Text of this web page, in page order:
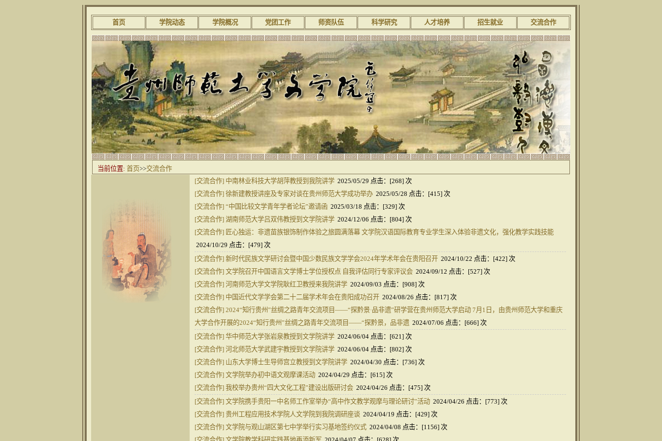
首页 学院动态 学院概况 党团工作 师资队伍 科学研究 人才培养 招生就业 交流合作
当前位置: 首页>>交流合作
[交流合作] 中南林业科技大学胡萍教授到我院讲学 2025/05/29 点击：[268] 次
[交流合作] 徐新建教授讲座及专家对谈在贵州师范大学成功举办 2025/05/28 点击：[415] 次
[交流合作] “中国比较文学青年学者论坛”邀请函 2025/03/18 点击：[329] 次
[交流合作] 湖南师范大学吕双伟教授到文学院讲学 2024/12/06 点击：[804] 次
[交流合作] 匠心独运：非遗苗族银饰制作体验之旅圆满落幕 文学院汉语国际教育专业学生深入体验非遗文化，强化教学实践技能
2024/10/29 点击：[479] 次
[交流合作] 新时代民族文学研讨会暨中国少数民族文学学会2024年学术年会在贵阳召开 2024/10/22 点击：[422] 次
[交流合作] 文学院召开中国语言文学博士学位授权点 自我评估同行专家评议会 2024/09/12 点击：[527] 次
[交流合作] 河南师范大学文学院耿红卫教授来我院讲学 2024/09/03 点击：[908] 次
[交流合作] 中国近代文学学会第二十二届学术年会在贵阳成功召开 2024/08/26 点击：[817] 次
[交流合作] 2024“知行贵州”丝绸之路青年交流项目——“探黔景·品非遗”研学营在贵州师范大学启动 7月1日，由贵州师范大学和重庆
大学合作开展的2024“知行贵州”丝绸之路青年交流项目——“探黔景，品非遗 2024/07/06 点击：[666] 次
[交流合作] 华中师范大学张岩泉教授到文学院讲学 2024/06/04 点击：[621] 次
[交流合作] 河北师范大学武建宇教授到文学院讲学 2024/06/04 点击：[802] 次
[交流合作] 山东大学博士生导师宫立教授到文学院讲学 2024/04/30 点击：[736] 次
[交流合作] 文学院举办初中语文观摩课活动 2024/04/29 点击：[615] 次
[交流合作] 我校举办贵州“四大文化工程”建设出版研讨会 2024/04/26 点击：[475] 次
[交流合作] 文学院携手贵阳一中名师工作室举办“高中作文教学观摩与理论研讨”活动 2024/04/26 点击：[773] 次
[交流合作] 贵州工程应用技术学院人文学院到我院调研座谈 2024/04/19 点击：[429] 次
[交流合作] 文学院与观山湖区第七中学举行实习基地签约仪式 2024/04/08 点击：[1156] 次